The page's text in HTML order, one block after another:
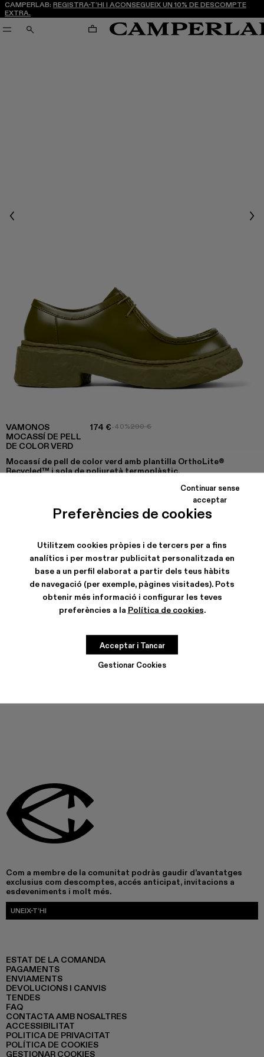
Preferències de cookies
Utilitzem cookies pròpies i de tercers per a fins
analítics i per mostrar publicitat personalitzada en
base a un perfil elaborat a partir dels teus hàbits
de navegació (per exemple, pàgines visitades). Pots
obtenir més informació i configurar les teves
preferències a la Política de cookies.
Gestionar Cookies
Continuar sense
acceptar
Acceptar i Tancar
CAMPERLAB: REGISTRA-T’HI I ACONSEGUEIX UN 10% DE DESCOMPTE
EXTRA.
CERCA CARRO
Previous
VAMONOS
MOCASSÍ DE PELL
DE COLOR VERD
174 €-40%290 €
Mocassí de pell de color verd amb plantilla OrthoLite®
Recycled™ i sola de poliuretà termoplàstic.
CARACTERÍSTIQUES
CURA DEL PRODUCTE
Com a membre de la comunitat podràs gaudir d’avantatges
exclusius com descomptes, accés anticipat, invitacions a
esdeveniments i molt més.
UNEIX-T’HI
ESTAT DE LA COMANDA
PAGAMENTS
ENVIAMENTS
DEVOLUCIONS I CANVIS
TENDES
FAQ
CONTACTA AMB NOSALTRES
ACCESSIBILITAT
POLITICA DE PRIVACITAT
POLÍTICA DE COOKIES
GESTIONAR COOKIES